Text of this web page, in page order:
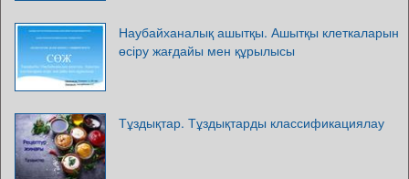
Наубайханалық ашытқы. Ашытқы клеткаларын
өсіру жағдайы мен құрылысы
Тұздықтар. Тұздықтарды классификациялау